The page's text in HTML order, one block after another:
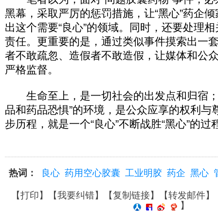
黑幕，采取严厉的惩罚措施，让“黑心”药企
出这个需要“良心”的领域。同时，还要处理
责任。更重要的是，通过类似事件摸索出一
者不敢疏忽、造假者不敢造假，让媒体和公
严格监督。
生命至上，是一切社会的出发点和归宿；
品和药品恐惧”的环境，是公众应享的权利与
步历程，就是一个“良心”不断战胜“黑心”的过
热词： 良心 药用空心胶囊 工业明胶 药企 黑心
【打印】【我要纠错】【复制链接】【转发邮件】
】